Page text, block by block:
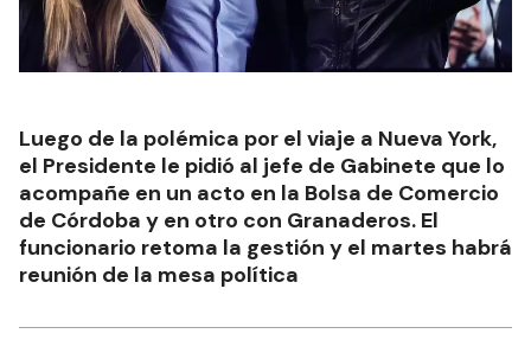
Luego de la polémica por el viaje a Nueva York,
el Presidente le pidió al jefe de Gabinete que lo
acompañe en un acto en la Bolsa de Comercio
de Córdoba y en otro con Granaderos. El
funcionario retoma la gestión y el martes habrá
reunión de la mesa política